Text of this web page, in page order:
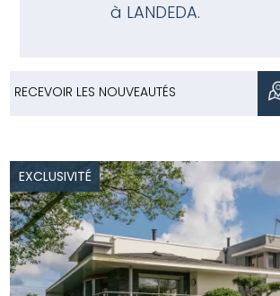
à LANDEDA.
RECEVOIR LES NOUVEAUTÉS
EXCLUSIVITÉ